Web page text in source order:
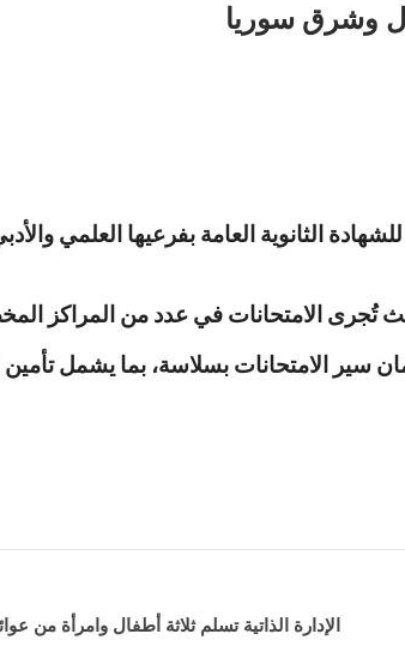
وشرق سوريا
للشهادة الثانوية العامة بفرعيها العلمي
تُجرى الامتحانات في عدد من المراكز
سير الامتحانات بسلاسة، بما يشمل تأمين
الإدارة الذاتية تسلم ثلاثة أطفال وامرأة من